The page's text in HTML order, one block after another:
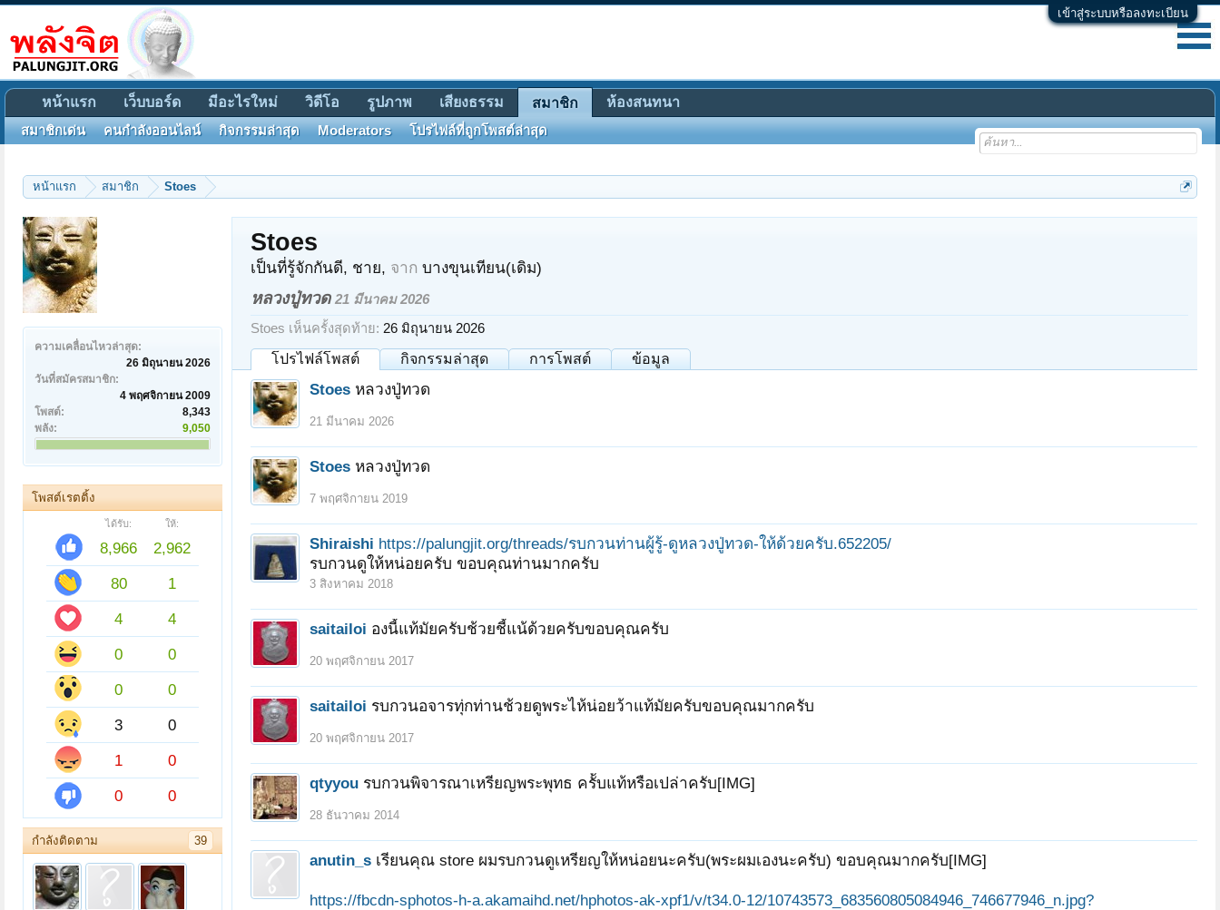
เข้าสู่ระบบหรือลงทะเบียน
หน้าแรก สมาชิก Stoes
ความเคลื่อนไหวล่าสุด:
26 มิถุนายน 2026
วันที่สมัครสมาชิก:
4 พฤศจิกายน 2009
โพสต์:
8,343
พลัง:
9,050
โพสต์เรตติ้ง
ได้รับ: ให้:
8,966
2,962
80
1
4
4
0
0
0
0
3
0
1
0
0
0
กำลังติดตาม 39
Stoes
เป็นที่รู้จักกันดี, ชาย, จาก บางขุนเทียน(เดิม)
หลวงปู่ทวด 21 มีนาคม 2026
Stoes เห็นครั้งสุดท้าย: 26 มิถุนายน 2026
โปรไฟล์โพสต์ กิจกรรมล่าสุด การโพสต์ ข้อมูล
Stoes หลวงปู่ทวด
21 มีนาคม 2026
Stoes หลวงปู่ทวด
7 พฤศจิกายน 2019
Shiraishi https://palungjit.org/threads/รบกวนท่านผู้รู้-ดูหลวงปู่ทวด-ให้ด้วยครับ.652205/
รบกวนดูให้หน่อยครับ ขอบคุณท่านมากครับ
3 สิงหาคม 2018
saitailoi องนี้แท้มัยครับช้วยชี้แน้ด้วยครับขอบคุณครับ
20 พฤศจิกายน 2017
saitailoi รบกวนอจารทุ่กท่านช้วยดูพระไห้น่อยว้าแท้มัยครับขอบคุณมากครับ
20 พฤศจิกายน 2017
qtyyou รบกวนพิจารณาเหรียญพระพุทธ ครัับแท้หรือเปล่าครับ[IMG]
28 ธันวาคม 2014
anutin_s เรียนคุณ store ผมรบกวนดูเหรียญให้หน่อยนะครับ(พระผมเองนะครับ) ขอบคุณมากครับ[IMG]
https://fbcdn-sphotos-h-a.akamaihd.net/hphotos-ak-xpf1/v/t34.0-12/10743573_683560805084946_746677946_n.jpg?
หน้าแรก เว็บบอร์ด มีอะไรใหม่ วิดีโอ รูปภาพ เสียงธรรม สมาชิก
สมาชิกเด่น คนกำลังออนไลน์ กิจกรรมล่าสุด Moderators โปรไฟล์ที่ถูกโพสต์ล่าสุด
ห้องสนทนา